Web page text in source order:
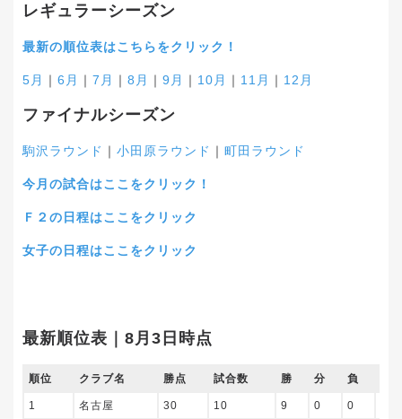
レギュラーシーズン
最新の順位表はこちらをクリック！
5月 ｜ 6月 ｜ 7月 ｜ 8月 ｜ 9月 ｜ 10月 ｜ 11月 ｜ 12月
ファイナルシーズン
駒沢ラウンド ｜ 小田原ラウンド ｜ 町田ラウンド
今月の試合はここをクリック！
Ｆ２の日程はここをクリック
女子の日程はここをクリック
最新順位表｜8月3日時点
順位 クラブ名 勝点 試合数 勝 分 負
1 名古屋 30 10 9 0 0